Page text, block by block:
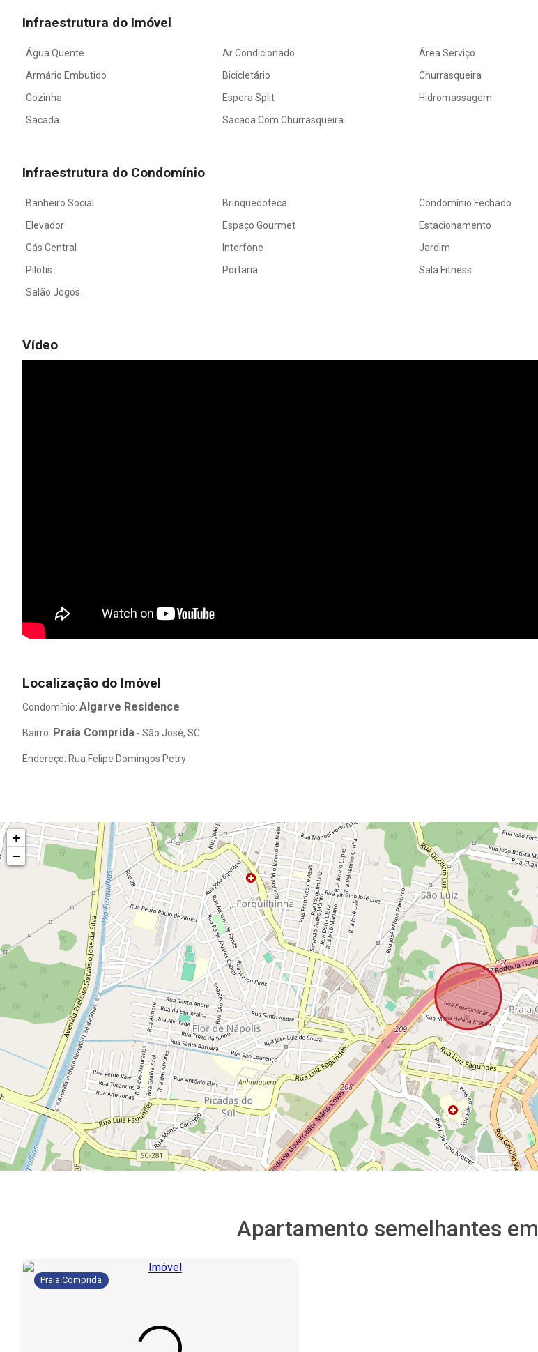
Infraestrutura do Imóvel
Água Quente Ar Condicionado
Área Serviço
Armário Embutido
Bicicletário
Churrasqueira
Cozinha
Espera Split
Hidromassagem
Sacada
Sacada Com Churrasqueira
Infraestrutura do Condomínio
Banheiro Social Brinquedoteca
Condomínio Fechado
Elevador
Espaço Gourmet
Estacionamento
Gás Central
Interfone
Jardim
Pilotis
Portaria
Sala Fitness
Salão Jogos
Vídeo
Localização do Imóvel
Condomínio: Algarve Residence
Bairro: Praia Comprida - São José, SC
Endereço: Rua Felipe Domingos Petry
+
−
Apartamento semelhantes em
Praia Comprida